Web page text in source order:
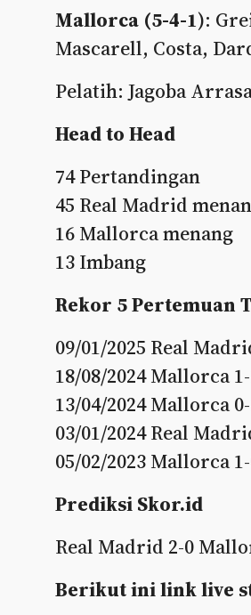
Mallorca (5-4-1):
Mascarell, Costa,
Pelatih: Jagoba
Head to Head
74 Pertandingan
45 Real Madrid
16 Mallorca menang
13 Imbang
Rekor 5 Pertemuan
09/01/2025 Real
18/08/2024 Mallorca
13/04/2024 Mallorca
03/01/2024 Real
05/02/2023 Mallorca
Prediksi Skor.id
Real Madrid 2-0
Berikut ini link live